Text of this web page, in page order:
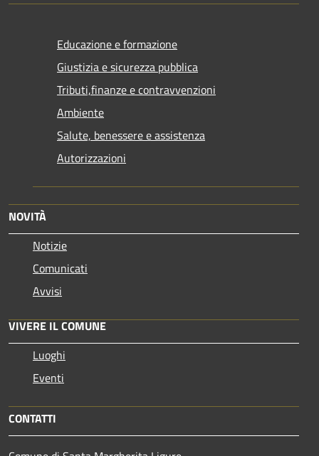
Educazione e formazione
Giustizia e sicurezza pubblica
Tributi,finanze e contravvenzioni
Ambiente
Salute, benessere e assistenza
Autorizzazioni
NOVITÀ
Notizie
Comunicati
Avvisi
VIVERE IL COMUNE
Luoghi
Eventi
CONTATTI